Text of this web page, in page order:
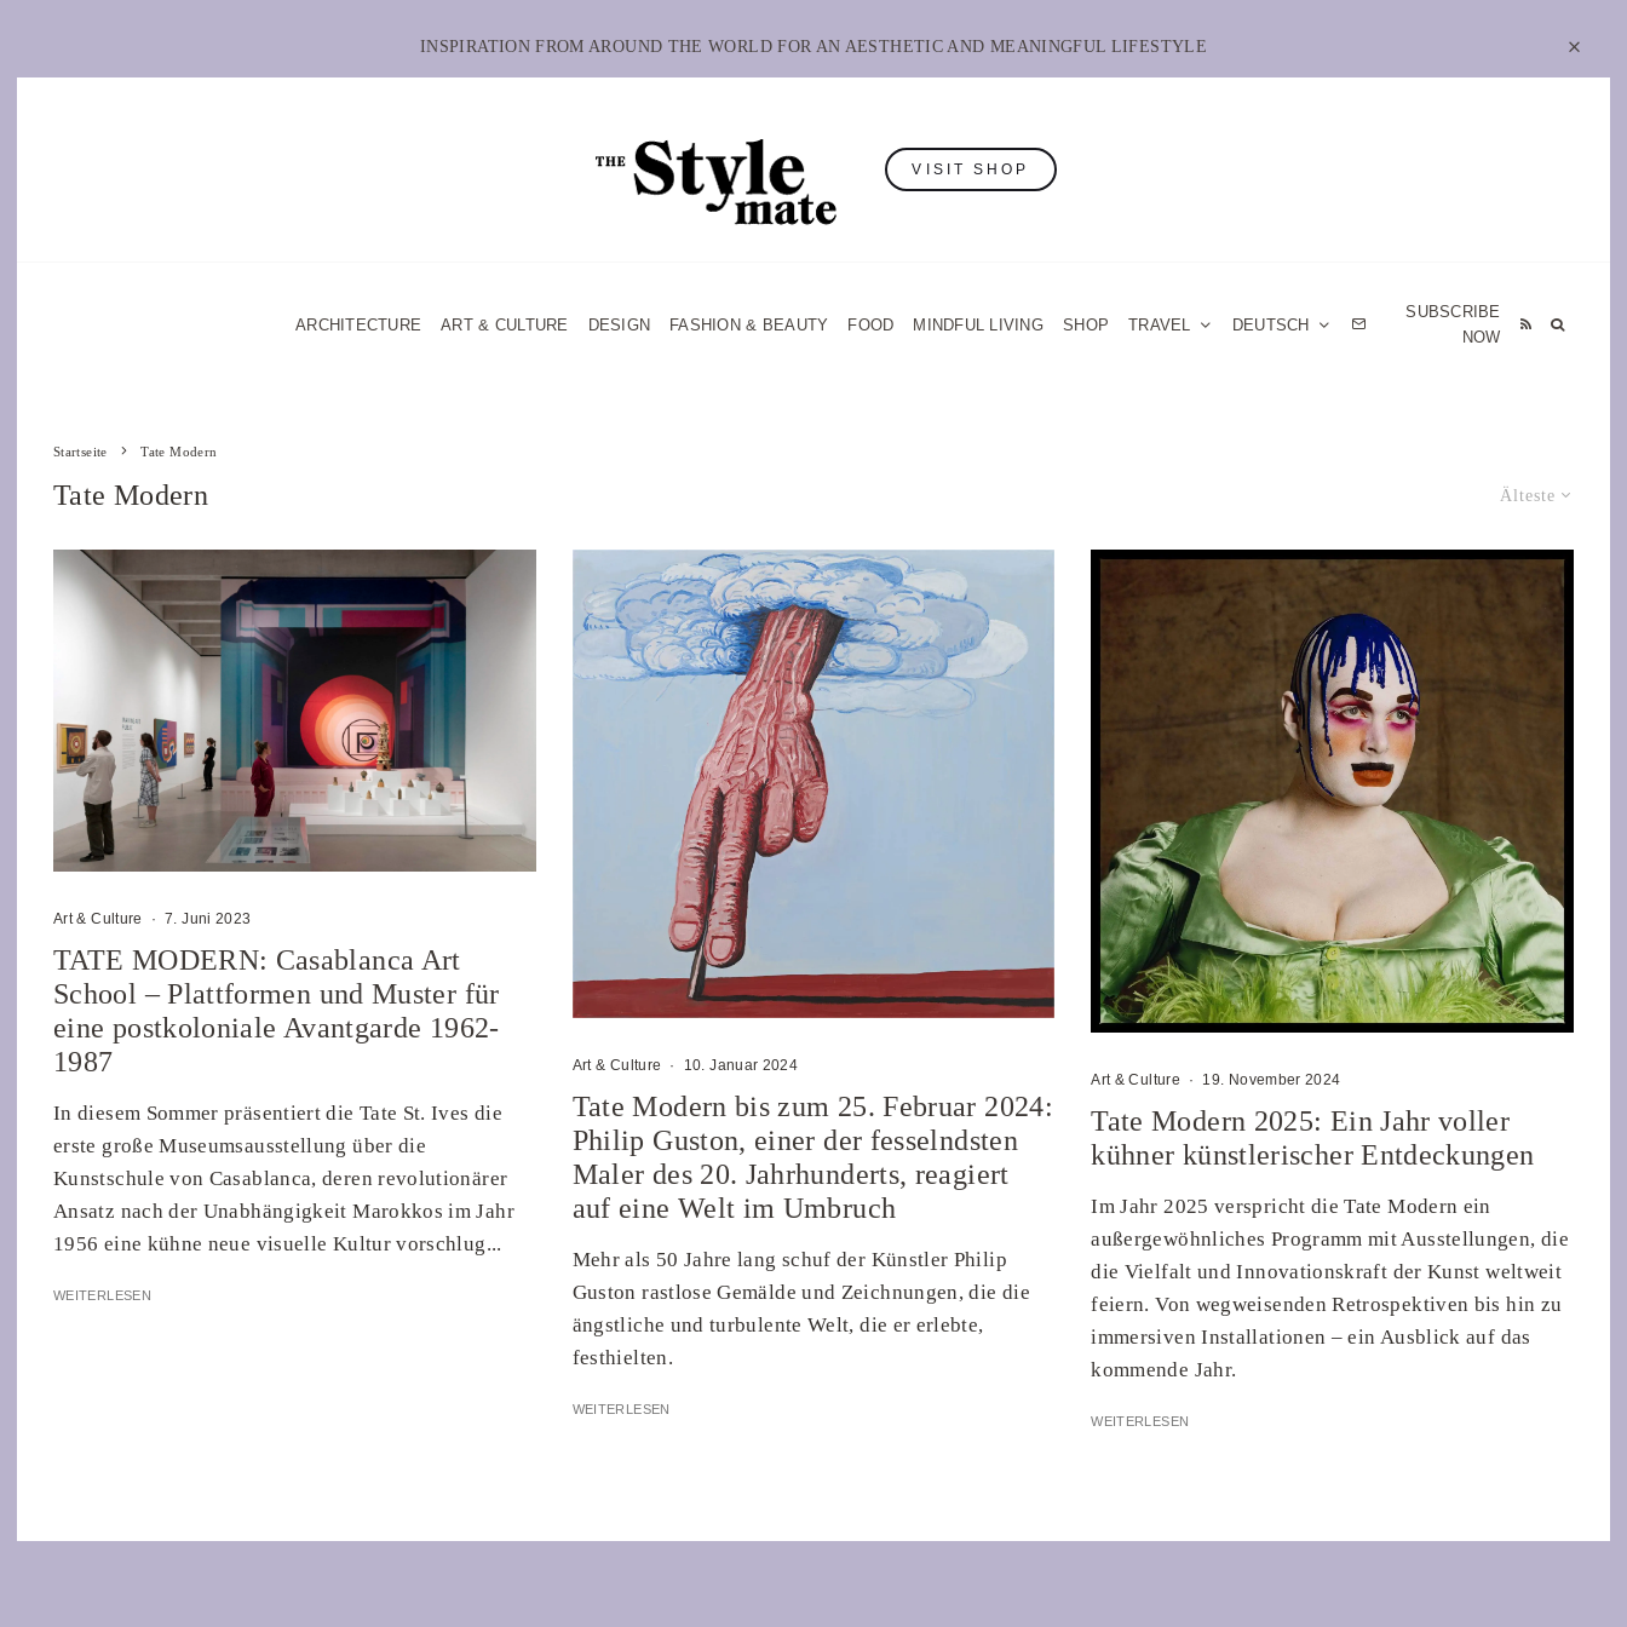
INSPIRATION FROM AROUND THE WORLD FOR AN AESTHETIC AND MEANINGFUL LIFESTYLE
VISIT SHOP
ARCHITECTURE ART & CULTURE DESIGN FASHION & BEAUTY FOOD MINDFUL LIVING SHOP TRAVEL DEUTSCH
SUBSCRIBE
NOW
Startseite Tate Modern
Älteste
Tate Modern
Art & Culture · 7. Juni 2023
TATE MODERN: Casablanca Art
School – Plattformen und Muster für
eine postkoloniale Avantgarde 1962-
1987
In diesem Sommer präsentiert die Tate St. Ives die
erste große Museumsausstellung über die
Kunstschule von Casablanca, deren revolutionärer
Ansatz nach der Unabhängigkeit Marokkos im Jahr
1956 eine kühne neue visuelle Kultur vorschlug...
WEITERLESEN
Art & Culture · 10. Januar 2024
Tate Modern bis zum 25. Februar 2024:
Philip Guston, einer der fesselndsten
Maler des 20. Jahrhunderts, reagiert
auf eine Welt im Umbruch
Mehr als 50 Jahre lang schuf der Künstler Philip
Guston rastlose Gemälde und Zeichnungen, die die
ängstliche und turbulente Welt, die er erlebte,
festhielten.
WEITERLESEN
Art & Culture · 19. November 2024
Tate Modern 2025: Ein Jahr voller
kühner künstlerischer Entdeckungen
Im Jahr 2025 verspricht die Tate Modern ein
außergewöhnliches Programm mit Ausstellungen, die
die Vielfalt und Innovationskraft der Kunst weltweit
feiern. Von wegweisenden Retrospektiven bis hin zu
immersiven Installationen – ein Ausblick auf das
kommende Jahr.
WEITERLESEN